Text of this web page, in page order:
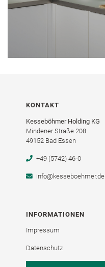
KONTAKT
Kesseböhmer Holding KG
Mindener Straße 208
49152 Bad Essen
+49 (5742) 46-0
info@kesseboehmer.de
INFORMATIONEN
Impressum
Datenschutz